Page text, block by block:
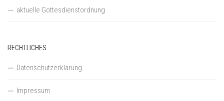
aktuelle Gottesdienstordnung
RECHTLICHES
Datenschutzerklärung
Impressum